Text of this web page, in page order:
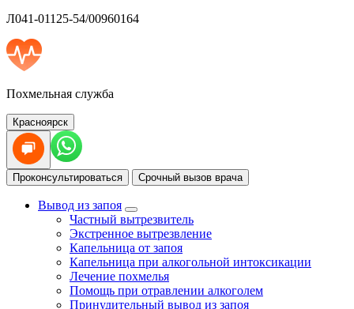
Л041-01125-54/00960164
Похмельная служба
Красноярск
Проконсультироваться Срочный вызов врача
Вывод из запоя
Частный вытрезвитель
Экстренное вытрезвление
Капельница от запоя
Капельница при алкогольной интоксикации
Лечение похмелья
Помощь при отравлении алкоголем
Принудительный вывод из запоя